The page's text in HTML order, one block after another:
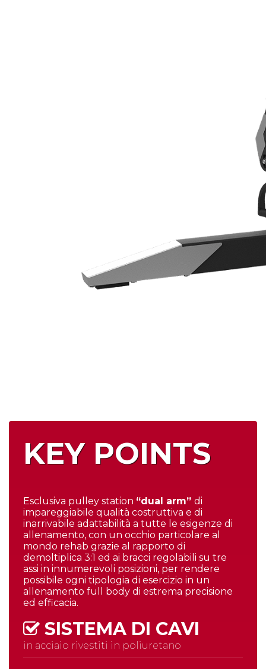
KEY POINTS
Esclusiva pulley station “dual arm” di
impareggiabile qualità costruttiva e di
inarrivabile adattabilità a tutte le esigenze di
allenamento, con un occhio particolare al
mondo rehab grazie al rapporto di
demoltiplica 3:1 ed ai bracci regolabili su tre
assi in innumerevoli posizioni, per rendere
possibile ogni tipologia di esercizio in un
allenamento full body di estrema precisione
ed efficacia.
SISTEMA DI CAVI
in acciaio rivestiti in poliuretano